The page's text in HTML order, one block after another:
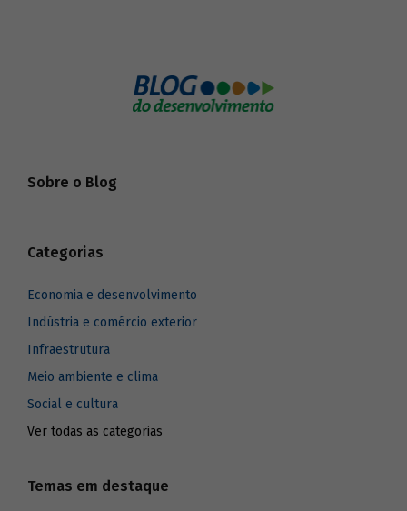
Sobre o Blog
Categorias
Economia e desenvolvimento
Indústria e comércio exterior
Infraestrutura
Meio ambiente e clima
Social e cultura
Ver todas as categorias
Temas em destaque